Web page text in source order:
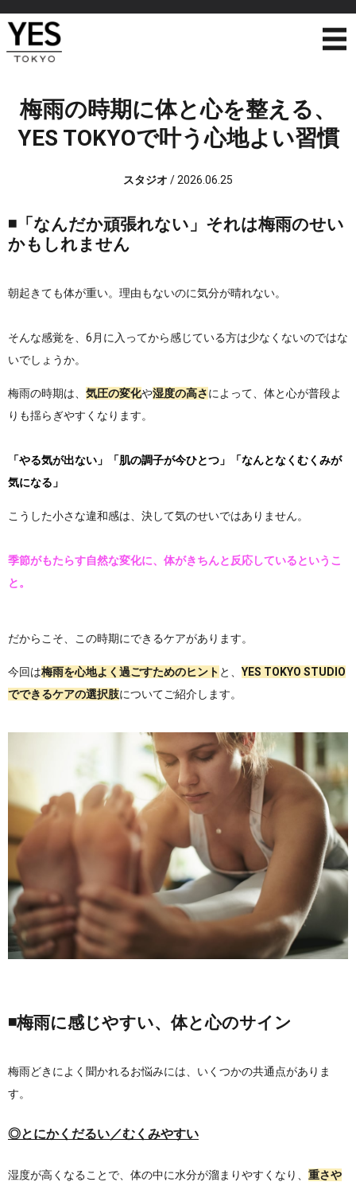
梅雨の時期に体と心を整える、
YES TOKYOで叶う心地よい習慣
スタジオ /2026.06.25
◾️「なんだか頑張れない」それは梅雨のせい
かもしれません
朝起きても体が重い。理由もないのに気分が晴れない。
そんな感覚を、6月に入ってから感じている方は少なくないのではな
いでしょうか。
梅雨の時期は、 気圧の変化や湿度の高さによって、体と心が普段よ
りも揺らぎやすくなります。
「やる気が出ない」「肌の調子が今ひとつ」「なんとなくむくみが
気になる」
こうした小さな違和感は、決して気のせいではありません。
季節がもたらす自然な変化に、体がきちんと反応しているというこ
と。
だからこそ、この時期にできるケアがあります。
今回は梅雨を心地よく過ごすためのヒント と、 YES TOKYO STUDIO
でできるケアの選択肢についてご紹介します。
◾️梅雨に感じやすい、体と心のサイン
梅雨どきによく聞かれるお悩みには、いくつかの共通点がありま
す。
◎とにかくだるい／むくみやすい
湿度が高くなることで、体の中に水分が溜まりやすくなり、 重さや